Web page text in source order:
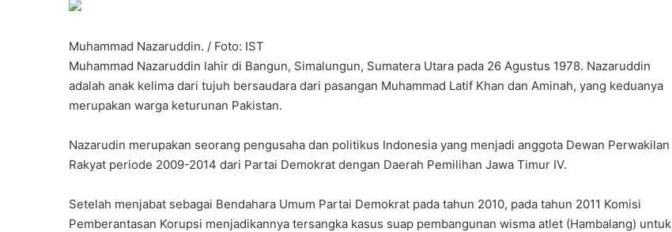
Muhammad Nazaruddin. / Foto: IST
Muhammad Nazaruddin lahir di Bangun, Simalungun, Sumatera Utara pada 26 Agustus 1978. Nazaruddin
adalah anak kelima dari tujuh bersaudara dari pasangan Muhammad Latif Khan dan Aminah, yang keduanya
merupakan warga keturunan Pakistan.
Nazarudin merupakan seorang pengusaha dan politikus Indonesia yang menjadi anggota Dewan Perwakilan
Rakyat periode 2009-2014 dari Partai Demokrat dengan Daerah Pemilihan Jawa Timur IV.
Setelah menjabat sebagai Bendahara Umum Partai Demokrat pada tahun 2010, pada tahun 2011 Komisi
Pemberantasan Korupsi menjadikannya tersangka kasus suap pembangunan wisma atlet (Hambalang) untuk